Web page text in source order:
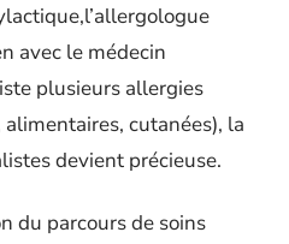
avec le médecin
plusieurs allergies
cutanées), la
devient précieuse.
du parcours de soins